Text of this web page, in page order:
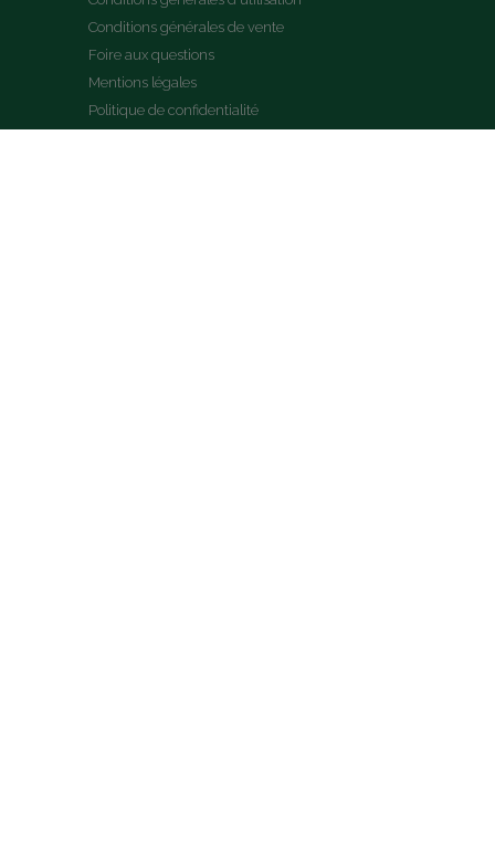
Conditions générales de vente
Foire aux questions
Mentions légales
Politique de confidentialité